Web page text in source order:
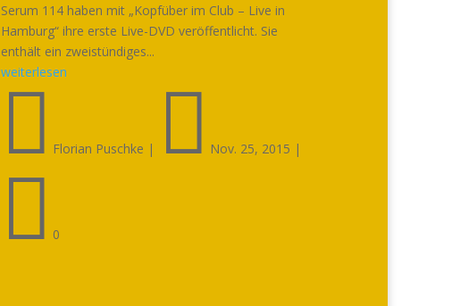
Serum 114 haben mit „Kopfüber im Club – Live in
Hamburg“ ihre erste Live-DVD veröffentlicht. Sie
enthält ein zweistündiges...
weiterlesen
 Florian Puschke |  Nov. 25, 2015 |
 0